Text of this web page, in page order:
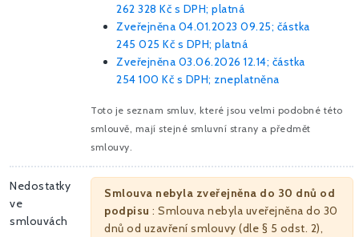
262 328 Kč s DPH; platná
Zveřejněna 04.01.2023 09.25; částka
245 025 Kč s DPH; platná
Zveřejněna 03.06.2026 12.14; částka
254 100 Kč s DPH; zneplatněna
Toto je seznam smluv, které jsou velmi podobné této
smlouvě, mají stejné smluvní strany a předmět
smlouvy.
Nedostatky
ve
smlouvách
Smlouva nebyla zveřejněna do 30 dnů od
podpisu : Smlouva nebyla uveřejněna do 30
dnů od uzavření smlouvy (dle § 5 odst. 2),